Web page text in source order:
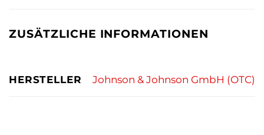
ZUSÄTZLICHE INFORMATIONEN
HERSTELLER Johnson & Johnson GmbH (OTC)